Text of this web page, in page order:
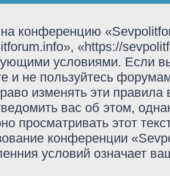
конференцию
«https://
условиями. Если
и не пользуйтесь
изменять эти
вас об этом,
просматривать этот
конференции
условий означает